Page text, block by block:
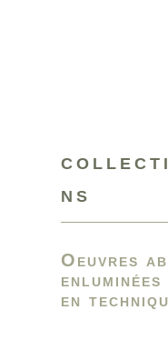
NS
Oeuvres
enluminées
en